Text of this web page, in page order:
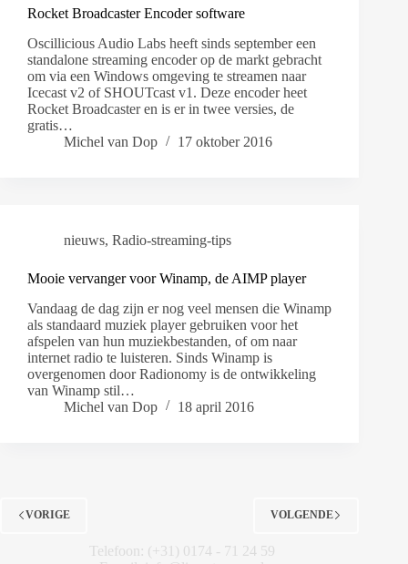
Rocket Broadcaster Encoder software
Oscillicious Audio Labs heeft sinds september een
standalone streaming encoder op de markt gebracht
om via een Windows omgeving te streamen naar
Icecast v2 of SHOUTcast v1. Deze encoder heet
Rocket Broadcaster en is er in twee versies, de
gratis…
Michel van Dop
17 oktober 2016
nieuws, Radio-streaming-tips
Mooie vervanger voor Winamp, de AIMP player
Vandaag de dag zijn er nog veel mensen die Winamp
als standaard muziek player gebruiken voor het
afspelen van hun muziekbestanden, of om naar
internet radio te luisteren. Sinds Winamp is
overgenomen door Radionomy is de ontwikkeling
van Winamp stil…
Michel van Dop
18 april 2016
VORIGE VOLGENDE
Telefoon: (+31) 0174 - 71 24 59